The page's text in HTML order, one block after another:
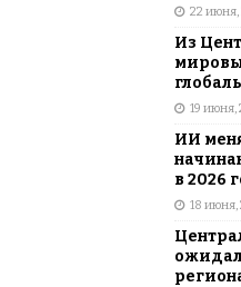
22
Из
19 июня,
ИИ
в 2026
18 июня,